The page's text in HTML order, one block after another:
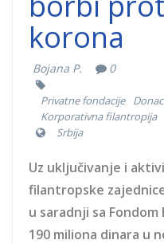
korona
Bojana P. 0
Privatne fondacije
Korporativna filantropija
Srbija
Uz uključivanje i
filantropske
u saradnji sa
190 miliona dinara u